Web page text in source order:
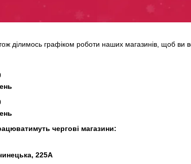
ділимось графіком роботи наших магазинів, щоб ви
чергові магазини:
225А